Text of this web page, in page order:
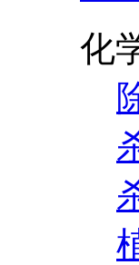
化